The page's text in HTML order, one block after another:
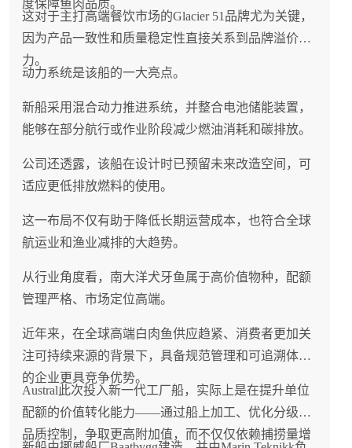
度保障鱼肉品质。
这对于主打高端餐饮市场的Glacier 51品牌尤为关键，
因为产品一致性和质量稳定性直接关系到品牌溢价能
力。
动力系统是该船的一大亮点。
新船采用混合动力推进系统，并整合电池储能装置，
能够在部分航行或作业阶段减少燃油消耗和碳排放。
公司还透露，该船在设计时已预留未来改造空间，可
适应更低排放燃料的使用。
这一布局不仅有助于降低长期运营成本，也符合全球
航运业和渔业减排的大趋势。
从行业角度看，南大洋犬牙鱼属于高价值物种，配额
管理严格、市场定位高端。
近年来，在全球高端白肉鱼供应趋紧、消费者更加关
注可持续来源的背景下，具备规范管理和可追溯体系
的企业更具竞争优势。
Austral此次投入新一代工厂船，实际上是在提升单位
配额的价值转化能力——通过船上加工、优化分级和
品质控制，争取更高附加值，而不仅仅依赖捕捞量增